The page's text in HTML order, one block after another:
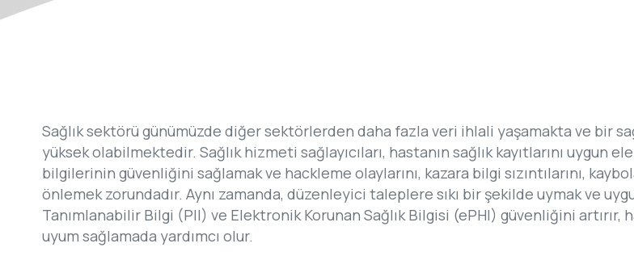
Sağlık sektörü günümüzde diğer sektörlerden daha fazla veri ihlali yaşamakta ve bir
yüksek olabilmektedir. Sağlık hizmeti sağlayıcıları, hastanın sağlık kayıtlarını uygun
bilgilerinin güvenliğini sağlamak ve hackleme olaylarını, kazara bilgi sızıntılarını,
önlemek zorundadır. Aynı zamanda, düzenleyici taleplere sıkı bir şekilde uymak ve
Tanımlanabilir Bilgi (PII) ve Elektronik Korunan Sağlık Bilgisi (ePHI) güvenliğini
uyum sağlamada yardımcı olur.